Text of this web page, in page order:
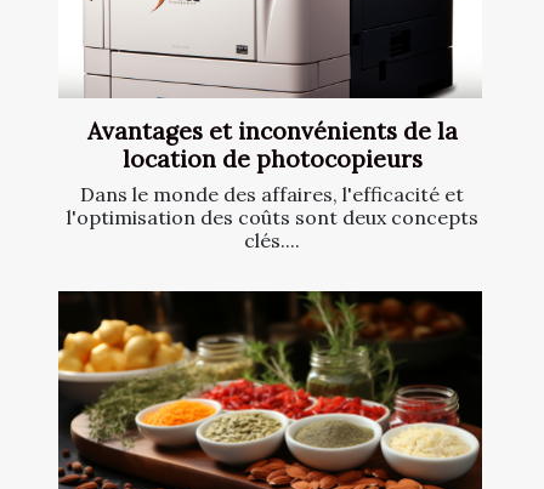
Avantages et inconvénients de la
location de photocopieurs
Dans le monde des affaires, l'efficacité et
l'optimisation des coûts sont deux concepts
clés....